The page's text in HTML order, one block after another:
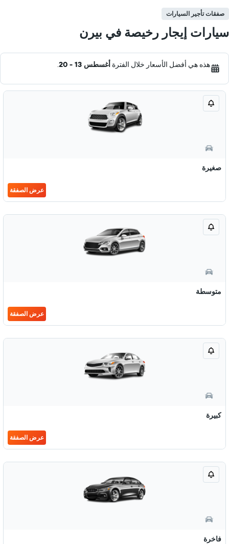
صفقات تأجير السيارات
سيارات إيجار رخيصة في بيرن
هذه هي أفضل الأسعار خلال الفترة أغسطس 13 - 20 .
صغيرة
عرض الصفقة
متوسطة
عرض الصفقة
كبيرة
عرض الصفقة
فاخرة